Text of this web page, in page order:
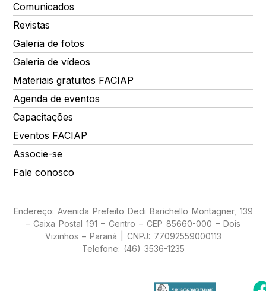
Comunicados
Revistas
Galeria de fotos
Galeria de vídeos
Materiais gratuitos FACIAP
Agenda de eventos
Capacitações
Eventos FACIAP
Associe-se
Fale conosco
Endereço: Avenida Prefeito Dedi Barichello Montagner, 139
– Caixa Postal 191 – Centro – CEP 85660-000 – Dois
Vizinhos – Paraná | CNPJ: 77092559000113
Telefone: (46) 3536-1235